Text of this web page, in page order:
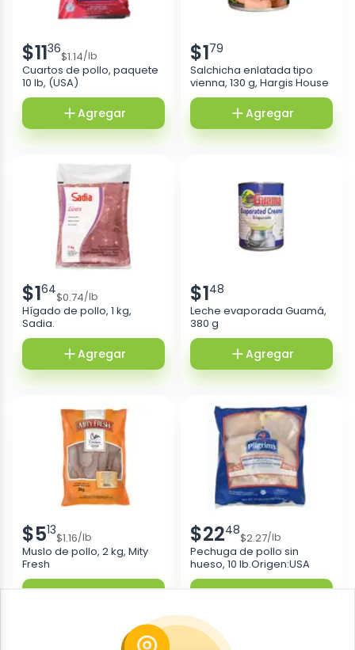
$1136$1.14/lb
Cuartos de pollo, paquete
10 lb, (USA)
Agregar
$179
Salchicha enlatada tipo
vienna, 130 g, Hargis House
Agregar
$164$0.74/lb
Hígado de pollo, 1 kg,
Sadia.
Agregar
$148
Leche evaporada Guamá,
380 g
Agregar
$513$1.16/lb
Muslo de pollo, 2 kg, Mity
Fresh
$2248$2.27/lb
Pechuga de pollo sin
hueso, 10 lb.Origen:USA